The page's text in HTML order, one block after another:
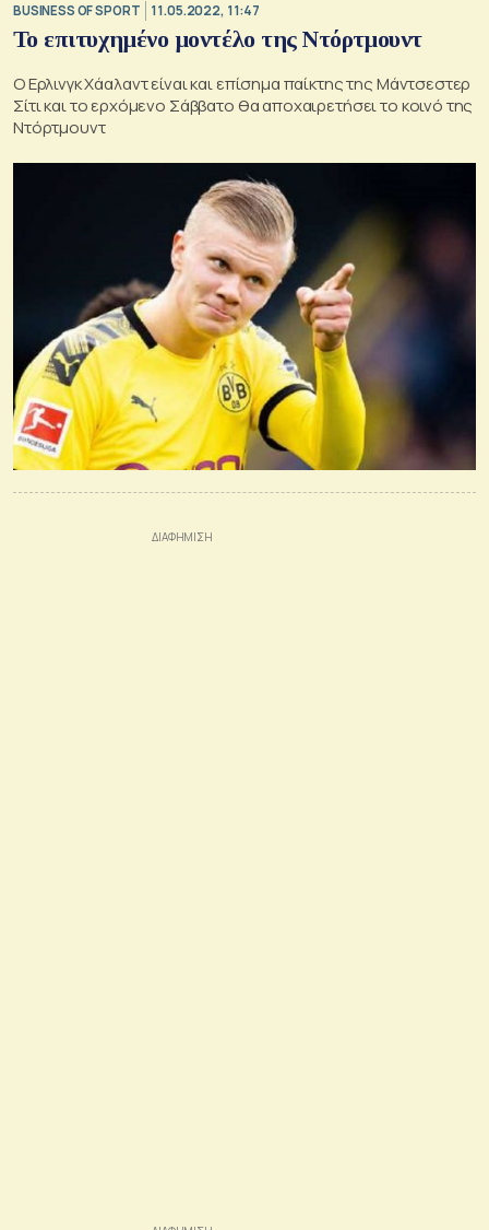
BUSINESS OF SPORT 11.05.2022, 11:47
Το επιτυχημένο μοντέλο της Ντόρτμουντ
Ο Ερλινγκ Χάαλαντ είναι και επίσημα παίκτης της Μάντσεστερ
Σίτι και το ερχόμενο Σάββατο θα αποχαιρετήσει το κοινό της
Ντόρτμουντ